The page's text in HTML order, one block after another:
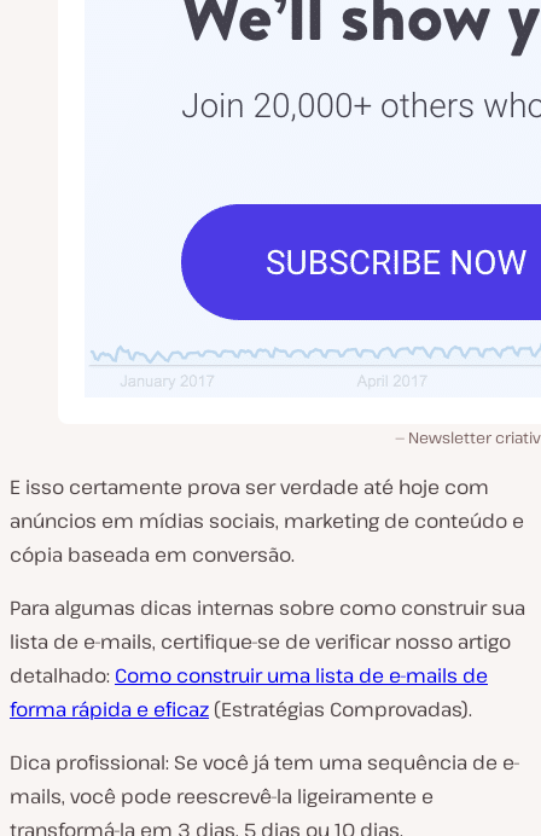
Newsletter
E isso certamente prova ser verdade até hoje com
anúncios em mídias sociais, marketing de conteúdo e
cópia baseada em conversão.
Para algumas dicas internas sobre como construir sua
lista de e-mails, certifique-se de verificar nosso artigo
detalhado: Como construir uma lista de e-mails de
forma rápida e eficaz (Estratégias Comprovadas).
Dica profissional: Se você já tem uma sequência de e-
mails, você pode reescrevê-la ligeiramente e
transformá-la em 3 dias, 5 dias ou 10 dias.